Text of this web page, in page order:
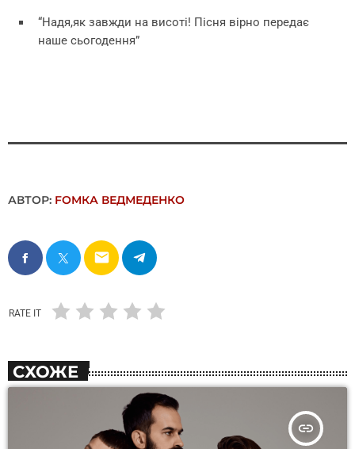
“Надя,як завжди на висоті! Пісня вірно передає
наше сьогодення”
АВТОР: FОMКА ВЕДМЕДЕНКО
email
RATE IT
СХОЖЕ
insert_link